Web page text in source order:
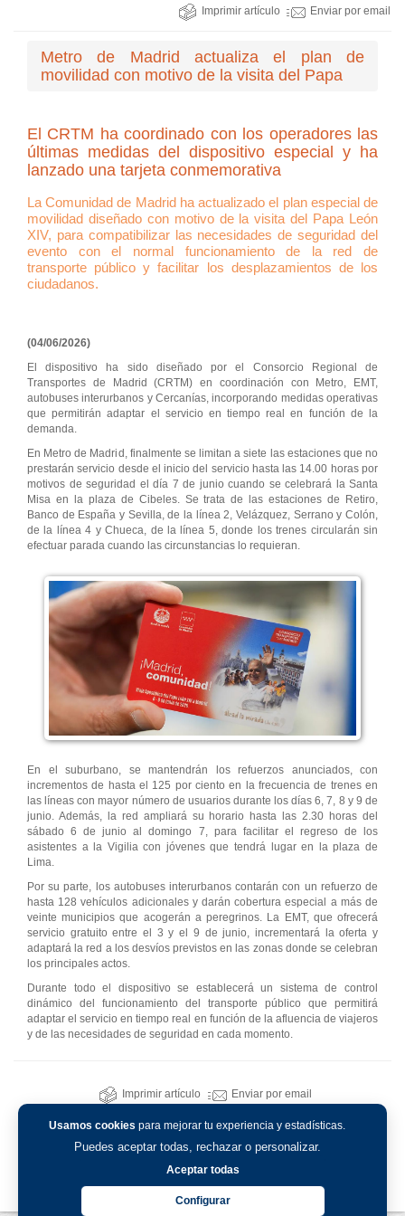
Usamos cookies para mejorar tu experiencia y estadísticas.
Puedes aceptar todas, rechazar o personalizar.
Aceptar todas
Configurar
Imprimir artículo Enviar por email
Metro de Madrid actualiza el plan de
movilidad con motivo de la visita del Papa
El CRTM ha coordinado con los operadores las
últimas medidas del dispositivo especial y ha
lanzado una tarjeta conmemorativa
La Comunidad de Madrid ha actualizado el plan especial de
movilidad diseñado con motivo de la visita del Papa León
XIV, para compatibilizar las necesidades de seguridad del
evento con el normal funcionamiento de la red de
transporte público y facilitar los desplazamientos de los
ciudadanos.
(04/06/2026)
El dispositivo ha sido diseñado por el Consorcio Regional de
Transportes de Madrid (CRTM) en coordinación con Metro, EMT,
autobuses interurbanos y Cercanías, incorporando medidas operativas
que permitirán adaptar el servicio en tiempo real en función de la
demanda.
En Metro de Madrid, finalmente se limitan a siete las estaciones que no
prestarán servicio desde el inicio del servicio hasta las 14.00 horas por
motivos de seguridad el día 7 de junio cuando se celebrará la Santa
Misa en la plaza de Cibeles. Se trata de las estaciones de Retiro,
Banco de España y Sevilla, de la línea 2, Velázquez, Serrano y Colón,
de la línea 4 y Chueca, de la línea 5, donde los trenes circularán sin
efectuar parada cuando las circunstancias lo requieran.
En el suburbano, se mantendrán los refuerzos anunciados, con
incrementos de hasta el 125 por ciento en la frecuencia de trenes en
las líneas con mayor número de usuarios durante los días 6, 7, 8 y 9 de
junio. Además, la red ampliará su horario hasta las 2.30 horas del
sábado 6 de junio al domingo 7, para facilitar el regreso de los
asistentes a la Vigilia con jóvenes que tendrá lugar en la plaza de
Lima.
Por su parte, los autobuses interurbanos contarán con un refuerzo de
hasta 128 vehículos adicionales y darán cobertura especial a más de
veinte municipios que acogerán a peregrinos. La EMT, que ofrecerá
servicio gratuito entre el 3 y el 9 de junio, incrementará la oferta y
adaptará la red a los desvíos previstos en las zonas donde se celebran
los principales actos.
Durante todo el dispositivo se establecerá un sistema de control
dinámico del funcionamiento del transporte público que permitirá
adaptar el servicio en tiempo real en función de la afluencia de viajeros
y de las necesidades de seguridad en cada momento.
Imprimir artículo Enviar por email